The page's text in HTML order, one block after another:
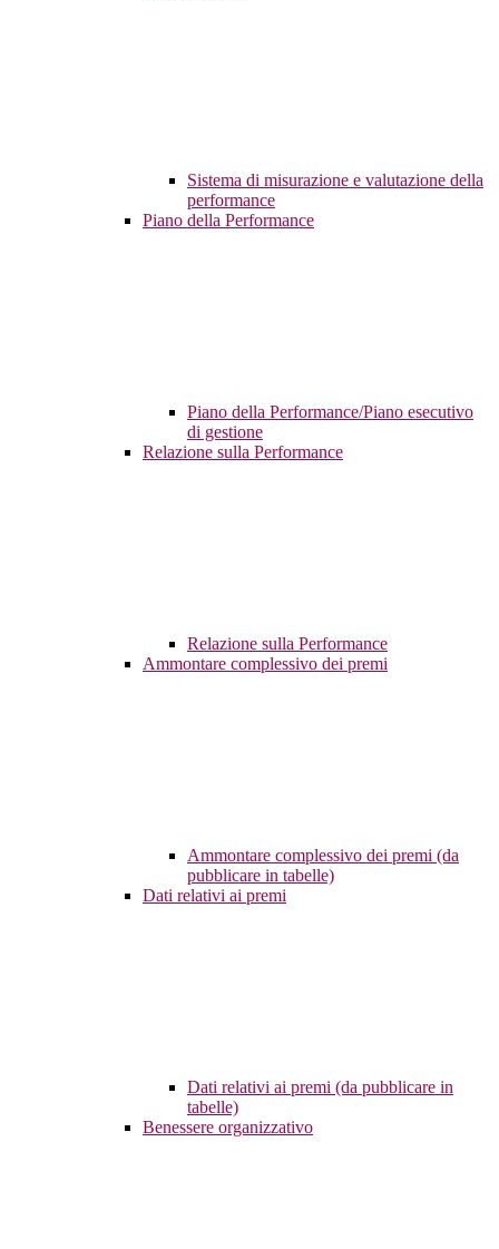
Sistema di misurazione e valutazione della
performance
Piano della Performance
Piano della Performance/Piano esecutivo
di gestione
Relazione sulla Performance
Relazione sulla Performance
Ammontare complessivo dei premi
Ammontare complessivo dei premi (da
pubblicare in tabelle)
Dati relativi ai premi
Dati relativi ai premi (da pubblicare in
tabelle)
Benessere organizzativo